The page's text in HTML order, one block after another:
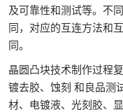
及可靠性和测试等。不
同，对应的互连方法和
同。
晶圆凸块技术制作过程
镀去胶、蚀刻 和良品测
材、电镀液、光刻胶、